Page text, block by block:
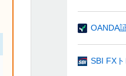
OANDA
SBI FX